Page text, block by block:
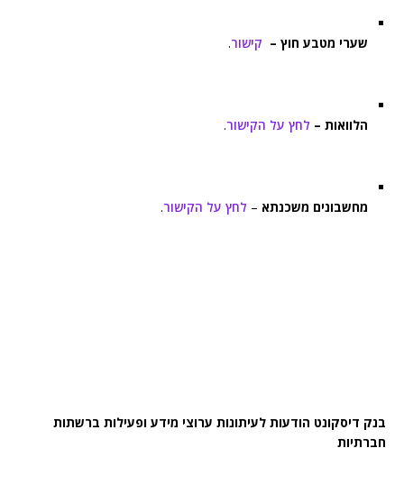
שערי מטבע חוץ – קישור.
הלוואות – לחץ על הקישור.
מחשבונים משכנתא – לחץ על הקישור.
בנק דיסקונט הודעות לעיתונות ערוצי מידע ופעילות ברשתות
חברתיות